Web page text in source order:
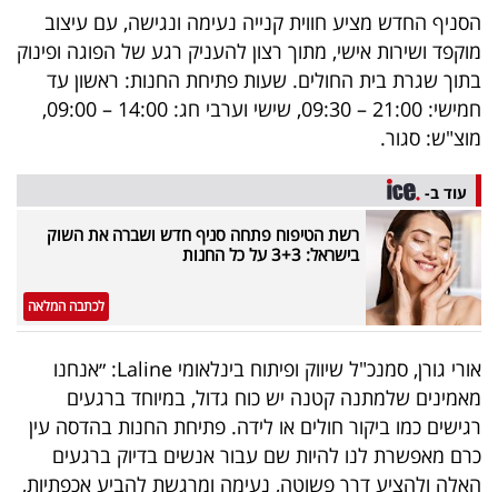
40
שיתופי
פעולה
דרושים
ניוזלטרים
מייל
אדום
הסניף החדש מציע חווית קנייה נעימה ונגישה, עם עיצוב
מוקפד ושירות אישי, מתוך רצון להעניק רגע של הפוגה ופינוק
בתוך שגרת בית החולים. שעות פתיחת החנות: ראשון עד
חמישי: 21:00 – 09:30, שישי וערבי חג: 14:00 – 09:00,
מוצ"ש: סגור.
עוד ב-
רשת הטיפוח פתחה סניף חדש ושברה את השוק
בישראל: 3+3 על כל החנות
לכתבה המלאה
אורי גורן, סמנכ"ל שיווק ופיתוח בינלאומי Laline: ״אנחנו
מאמינים שלמתנה קטנה יש כוח גדול, במיוחד ברגעים
רגישים כמו ביקור חולים או לידה. פתיחת החנות בהדסה עין
כרם מאפשרת לנו להיות שם עבור אנשים בדיוק ברגעים
האלה ולהציע דרך פשוטה, נעימה ומרגשת להביע אכפתיות,